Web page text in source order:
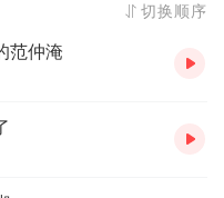
切换顺序
范仲淹